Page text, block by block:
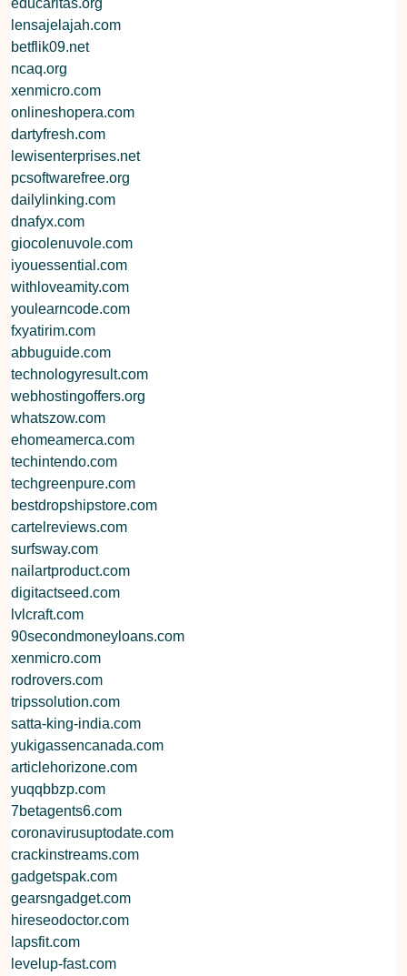
lensajelajah.com
betflik09.net
ncaq.org
xenmicro.com
onlineshopera.com
dartyfresh.com
lewisenterprises.net
pcsoftwarefree.org
dailylinking.com
dnafyx.com
giocolenuvole.com
iyouessential.com
withloveamity.com
youlearncode.com
fxyatirim.com
abbuguide.com
technologyresult.com
webhostingoffers.org
whatszow.com
ehomeamerca.com
techintendo.com
techgreenpure.com
bestdropshipstore.com
cartelreviews.com
surfsway.com
nailartproduct.com
digitactseed.com
lvlcraft.com
90secondmoneyloans.com
xenmicro.com
rodrovers.com
tripssolution.com
satta-king-india.com
yukigassencanada.com
articlehorizone.com
yuqqbbzp.com
7betagents6.com
coronavirusuptodate.com
crackinstreams.com
gadgetspak.com
gearsngadget.com
hireseodoctor.com
lapsfit.com
levelup-fast.com